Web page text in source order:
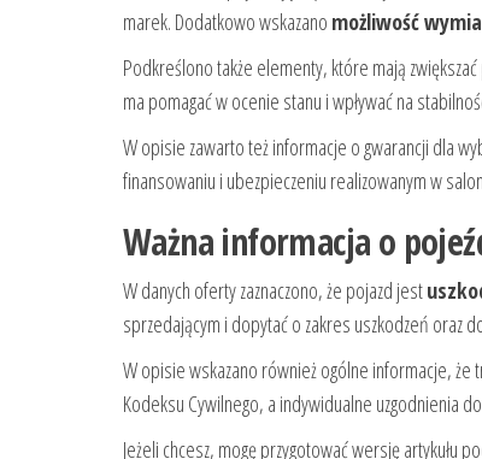
marek. Dodatkowo wskazano możliwość
Podkreślono także elementy, które mają
ma pomagać w ocenie stanu i wpływać na
W opisie zawarto też informacje o gwarancji dla
finansowaniu i ubezpieczeniu realizowanym w
Ważna informacja o
W danych oferty zaznaczono, że pojazd jest
sprzedającym i dopytać o zakres uszkodzeń oraz
W opisie wskazano również ogólne informacje,
Kodeksu Cywilnego, a indywidualne uzgodnienia
Jeżeli chcesz, mogę przygotować wersję artykułu